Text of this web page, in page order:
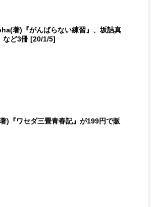
著)『がんばらない練習』、坂詰真
など3冊 [20/1/5]
)『ワセダ三畳青春記』が199円で販